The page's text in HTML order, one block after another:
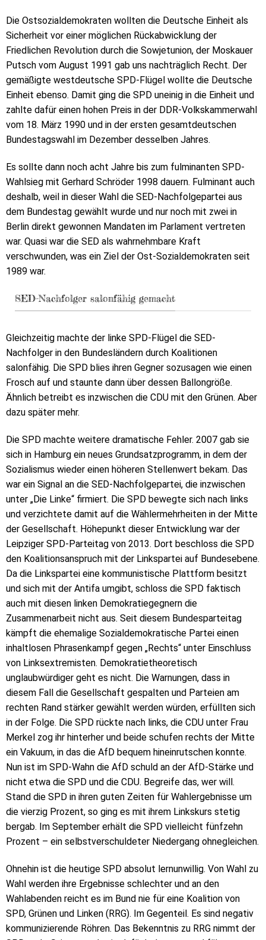
Die Ostsozialdemokraten wollten die Deutsche Einheit als
Sicherheit vor einer möglichen Rückabwicklung der
Friedlichen Revolution durch die Sowjetunion, der Moskauer
Putsch vom August 1991 gab uns nachträglich Recht. Der
gemäßigte westdeutsche SPD-Flügel wollte die Deutsche
Einheit ebenso. Damit ging die SPD uneinig in die Einheit und
zahlte dafür einen hohen Preis in der DDR-Volkskammerwahl
vom 18. März 1990 und in der ersten gesamtdeutschen
Bundestagswahl im Dezember desselben Jahres.
Es sollte dann noch acht Jahre bis zum fulminanten SPD-
Wahlsieg mit Gerhard Schröder 1998 dauern. Fulminant auch
deshalb, weil in dieser Wahl die SED-Nachfolgepartei aus
dem Bundestag gewählt wurde und nur noch mit zwei in
Berlin direkt gewonnen Mandaten im Parlament vertreten
war. Quasi war die SED als wahrnehmbare Kraft
verschwunden, was ein Ziel der Ost-Sozialdemokraten seit
1989 war.
SED-Nachfolger salonfähig gemacht
Gleichzeitig machte der linke SPD-Flügel die SED-
Nachfolger in den Bundesländern durch Koalitionen
salonfähig. Die SPD blies ihren Gegner sozusagen wie einen
Frosch auf und staunte dann über dessen Ballongröße.
Ähnlich betreibt es inzwischen die CDU mit den Grünen. Aber
dazu später mehr.
Die SPD machte weitere dramatische Fehler. 2007 gab sie
sich in Hamburg ein neues Grundsatzprogramm, in dem der
Sozialismus wieder einen höheren Stellenwert bekam. Das
war ein Signal an die SED-Nachfolgepartei, die inzwischen
unter „Die Linke“ firmiert. Die SPD bewegte sich nach links
und verzichtete damit auf die Wählermehrheiten in der Mitte
der Gesellschaft. Höhepunkt dieser Entwicklung war der
Leipziger SPD-Parteitag von 2013. Dort beschloss die SPD
den Koalitionsanspruch mit der Linkspartei auf Bundesebene.
Da die Linkspartei eine kommunistische Plattform besitzt
und sich mit der Antifa umgibt, schloss die SPD faktisch
auch mit diesen linken Demokratiegegnern die
Zusammenarbeit nicht aus. Seit diesem Bundesparteitag
kämpft die ehemalige Sozialdemokratische Partei einen
inhaltlosen Phrasenkampf gegen „Rechts“ unter Einschluss
von Linksextremisten. Demokratietheoretisch
unglaubwürdiger geht es nicht. Die Warnungen, dass in
diesem Fall die Gesellschaft gespalten und Parteien am
rechten Rand stärker gewählt werden würden, erfüllten sich
in der Folge. Die SPD rückte nach links, die CDU unter Frau
Merkel zog ihr hinterher und beide schufen rechts der Mitte
ein Vakuum, in das die AfD bequem hineinrutschen konnte.
Nun ist im SPD-Wahn die AfD schuld an der AfD-Stärke und
nicht etwa die SPD und die CDU. Begreife das, wer will.
Stand die SPD in ihren guten Zeiten für Wahlergebnisse um
die vierzig Prozent, so ging es mit ihrem Linkskurs stetig
bergab. Im September erhält die SPD vielleicht fünfzehn
Prozent – ein selbstverschuldeter Niedergang ohnegleichen.
Ohnehin ist die heutige SPD absolut lernunwillig. Von Wahl zu
Wahl werden ihre Ergebnisse schlechter und an den
Wahlabenden reicht es im Bund nie für eine Koalition von
SPD, Grünen und Linken (RRG). Im Gegenteil. Es sind negativ
kommunizierende Röhren. Das Bekenntnis zu RRG nimmt der